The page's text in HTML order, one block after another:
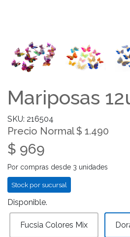
Mariposas
SKU: 216504
Precio Normal $ 1.490
$ 969
Por compras desde 3 unidades
Stock por sucursal
Disponible.
Fucsia Colores Mix